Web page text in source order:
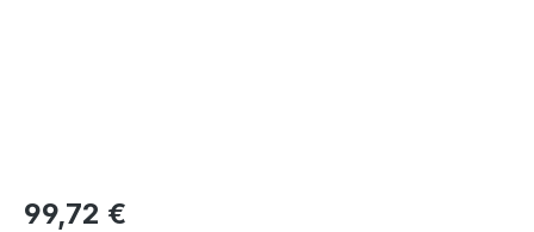
Regulärer Preis:
99,72 €